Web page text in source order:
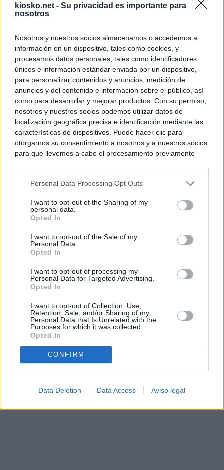
kiosko.net - Su privacidad es importante para
nosotros
Nosotros y nuestros socios almacenamos o accedemos a
información en un dispositivo, tales como cookies, y
procesamos datos personales, tales como identificadores
únicos e información estándar enviada por un dispositivo,
para personalizar contenidos y anuncios, medición de
anuncios y del contenido e información sobre el público, así
como para desarrollar y mejorar productos. Con su permiso,
nosotros y nuestros socios podemos utilizar datos de
localización geográfica precisa e identificación mediante las
características de dispositivos. Puede hacer clic para
otorgarnos su consentimiento a nosotros y a nuestros socios
para que llevemos a cabo el procesamiento previamente
negar su consentimiento. Tenga en cuenta que algún
de su consentimiento, pero usted tiene el derecho de
rechazar tal procesamiento. Sus preferencias se aplicarán
cualquier momento entrando de nuevo en este sitio web o
visitando nuestra política de privacidad.
Personal Data Processing Opt Outs
I want to opt-out of the Sharing of my
personal data.
Opted In
I want to opt-out of the Sale of my
Personal Data.
Opted In
I want to opt-out of processing my
Personal Data for Targeted Advertising.
Opted In
I want to opt-out of Collection, Use,
Retention, Sale, and/or Sharing of my
Personal Data that Is Unrelated with the
Purposes for which it was collected.
Opted In
CONFIRM
Data Deletion Data Access Aviso legal